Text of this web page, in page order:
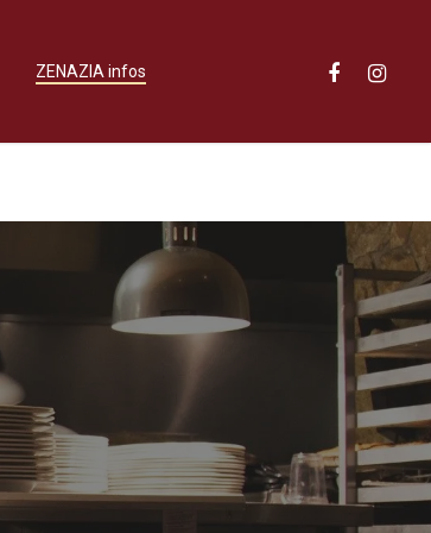
ZENAZIA infos facebookinstagram